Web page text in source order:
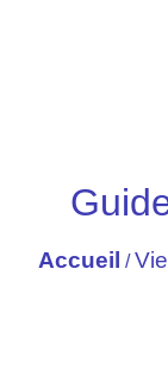
Accueil /